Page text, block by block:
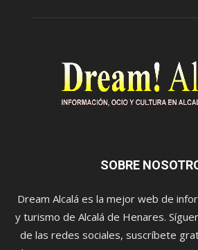
SOBRE
Dream Alcalá es la mejor web de
y turismo de Alcalá de Henares.
de las redes sociales, suscríbete